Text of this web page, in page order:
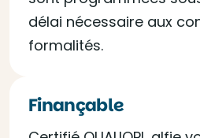
délai nécessaire aux
formalités.
Finançable